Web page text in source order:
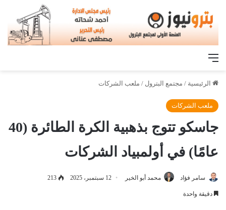
القائمة
الرئيسية / مجتمع البترول / ملعب الشركات
ملعب الشركات
جاسكو تتوج بذهبية الكرة الطائرة (40
عامًا) في أولمبياد الشركات
سامر فؤاد محمد أبو الخير 12 سبتمبر، 2025 213
دقيقة واحدة